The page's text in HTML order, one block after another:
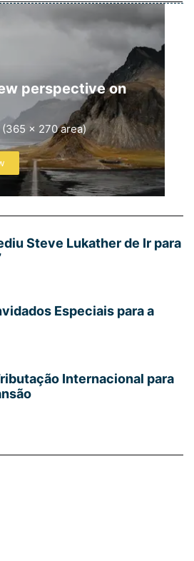
perspective on
x 270 area)
Steve Lukather de Ir para
Especiais para a
Internacional para